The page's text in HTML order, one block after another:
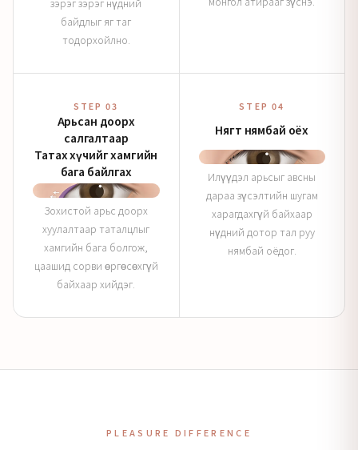
байдлыг яг таг
тодорхойлно.
STEP 03
Арьсан доорх
салгалтаар
Татах хүчийг хамгийн
бага байлгах
Зохистой арьс доорх
хуулалтаар таталцлыг
хамгийн бага болгож,
цаашид сорви өргөсөхгүй
байхаар хийдэг.
STEP 04
Нягт нямбай оёх
Илүүдэл арьсыг авсны
дараа зүсэлтийн шугам
харагдахгүй байхаар
нүдний дотор тал руу
нямбай оёдог.
PLEASURE DIFFERENCE